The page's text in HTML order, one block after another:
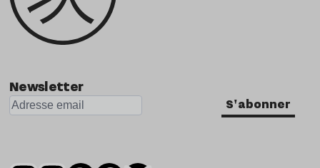
Newsletter
S'abonner